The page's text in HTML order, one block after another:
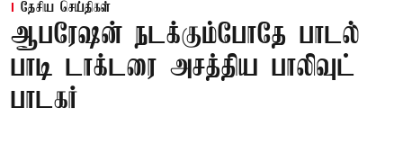
தேசிய செய்திகள்
ஆபரேஷன் நடக்கும்போதே பாடல்
பாடி டாக்டரை அசத்திய பாலிவுட்
பாடகர்